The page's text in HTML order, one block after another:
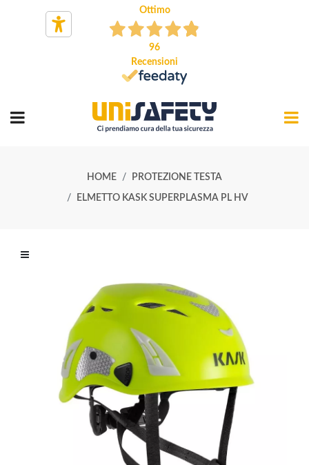
Ottimo
96
Recensioni
HOME PROTEZIONE TESTA
ELMETTO KASK SUPERPLASMA PL HV
Elmetto
Kask
Superplasma
Aq
€70.76